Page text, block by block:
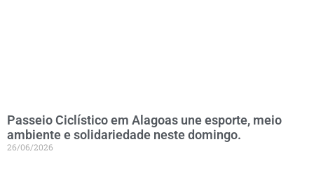
Passeio Ciclístico em Alagoas une esporte, meio
ambiente e solidariedade neste domingo.
26/06/2026